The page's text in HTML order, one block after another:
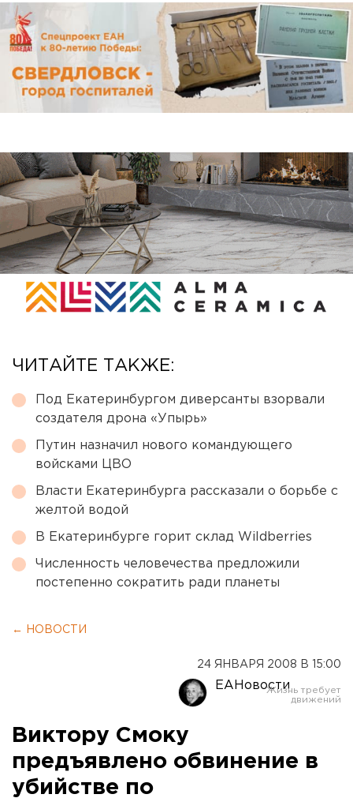
ЧИТАЙТЕ ТАКЖЕ:
Под Екатеринбургом диверсанты взорвали
создателя дрона «Упырь»
Путин назначил нового командующего
войсками ЦВО
Власти Екатеринбурга рассказали о борьбе с
желтой водой
В Екатеринбурге горит склад Wildberries
Численность человечества предложили
постепенно сократить ради планеты
← НОВОСТИ
24 ЯНВАРЯ 2008 В 15:00
ЕАНовости
Виктору Смоку
предъявлено обвинение в
убийстве по